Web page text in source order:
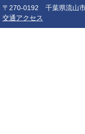
〒270-0192 千葉県流山
交通アクセス